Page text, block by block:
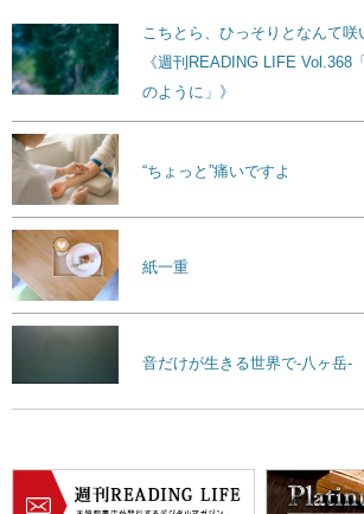
こちとら、ひっそりとなんて
《週刊READING LIFE Vol.368
のように」》
“ちょっと”痛いですよ
紙一重
音だけが生きる世界で-八ヶ岳-